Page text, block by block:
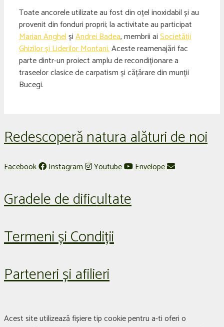
Toate ancorele utilizate au fost din oțel inoxidabil și au
provenit din fonduri proprii; la activitate au participat
Marian AnghelșiAndrei Badea, membrii aiSocietății
Ghizilor și Liderilor Montani.Aceste reamenajări fac
parte dintr-un proiect amplu de recondiționare a
traseelor clasice de carpatism și cățărare din munții
Bucegi.
Redescoperă natura alături de noi
Facebook Instagram Youtube Envelope
Gradele de dificultate
Termeni și Condiții
Parteneri și afilieri
Acest site utilizează fișiere tip cookie pentru a-ti oferi o